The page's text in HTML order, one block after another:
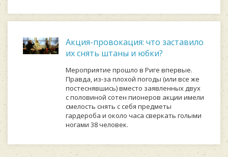
Акция-провокация: что заставило
их снять штаны и юбки?
Мероприятие прошло в Риге впервые.
Правда, из-за плохой погоды (или все же
постеснявшись) вместо заявленных двух
с половиной сотен пионеров акции имели
смелость снять с себя предметы
гардероба и около часа сверкать голыми
ногами 38 человек.